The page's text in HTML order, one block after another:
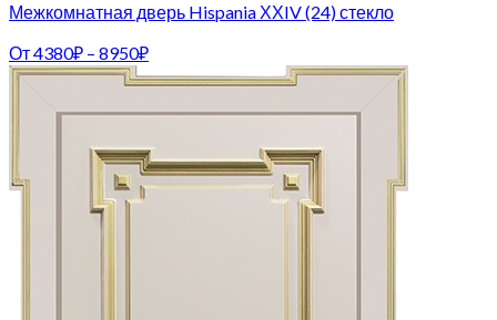
Межкомнатная дверь Hispania ХХIV (24) стекло
От4380₽ – 8950₽